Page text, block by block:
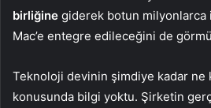
birliğine giderek botun milyonlarca
Mac’e entegre edileceğini de
Teknoloji devinin şimdiye kadar ne
konusunda bilgi yoktu. Şirketin